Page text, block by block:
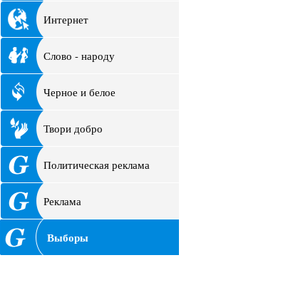
Интернет
Слово - народу
Черное и белое
Твори добро
Политическая реклама
Реклама
Выборы